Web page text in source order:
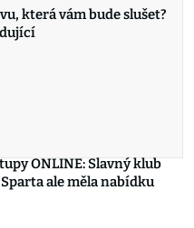
která vám bude slušet?
ONLINE: Slavný klub
ale měla nabídku